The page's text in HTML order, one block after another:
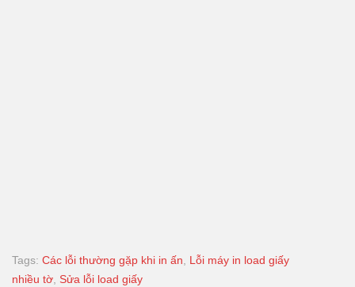
Tags: Các lỗi thường gặp khi in ấn, Lỗi máy in load giấy
nhiều tờ, Sửa lỗi load giấy